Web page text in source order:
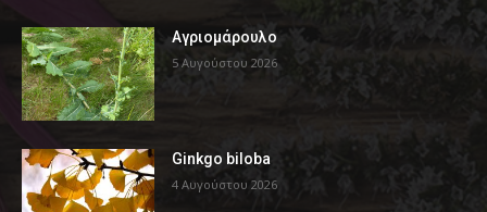
Αγριομάρουλο
5 Αυγούστου 2026
Ginkgo biloba
4 Αυγούστου 2026